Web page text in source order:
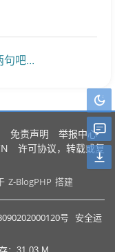
句吧...
免责声明 举报中心
许可协议，转载或复
Z-BlogPHP 搭建
号
安全运